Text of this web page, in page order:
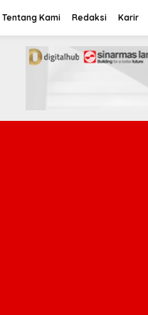
Tentang Kami Redaksi Karir